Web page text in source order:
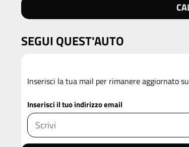
SEGUI QUEST'AUTO
Inserisci la tua mail per rimanere aggiornato
Inserisci il tuo indirizzo email